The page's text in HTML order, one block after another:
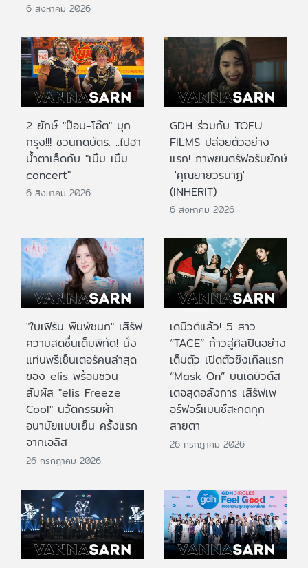
6 สิงหาคม 2026
2 ยักษ์ "ป๊อบ-โอ๊ต" บุก
กรุง!!! ชวนกดบัตร. ..ไปฮา
น้ำตาเล็ดกับ "เบิ้ม เบิ้ม
concert"
6 สิงหาคม 2026
GDH ร่วมกับ TOFU
FILMS ปล่อยตัวอย่าง
แรก! ภาพยนตร์ฟอร์มยักษ์
'คุณยายวรนาฏ'
(INHERIT)
6 สิงหาคม 2026
"ใบเฟิร์น พิมพ์ชนก" เสิร์ฟ
ความสดชื่นเต็มพิกัด! นั่ง
แท่นพรีเซ็นเตอร์คนล่าสุด
ของ elis พร้อมชวน
สัมผัส "elis Freeze
Cool" นวัตกรรมผ้า
อนามัยแบบเย็น ครั้งแรก
จากเอลิส
26 กรกฎาคม 2026
เดบิวต์แล้ว! 5 สาว
“TACE” ก้าวสู่ศิลปินอย่าง
เต็มตัว เปิดตัวซิงเกิลแรก
“Mask On” บนเดบิวต์ส
เตจสุดอลังการ เสิร์ฟเพ
อร์ฟอร์แมนซ์สะกดทุก
สายตา
26 กรกฎาคม 2026